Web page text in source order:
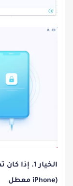
iPhone) معطل